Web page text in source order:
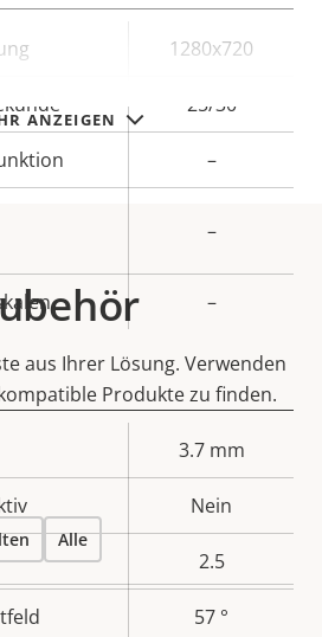
ANZEIGEN
Eigentumswert
1280x720
25/30
–
–
–
Eigentumswert
3.7 mm
Nein
2.5
57 °
aus Ihrer Lösung. Verwenden
Produkte zu finden.
Alle